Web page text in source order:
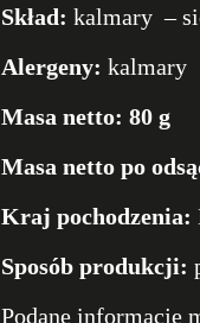
Skład: kalmary –
Alergeny: kalmary
Masa netto: 80 g
Masa netto po
Kraj pochodzenia:
Sposób produkcji:
Podane informacje